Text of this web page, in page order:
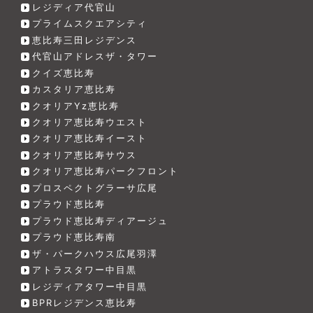
レジディア代官山
プライムスクエアシティ
恵比寿三田レジデンス
代官山アドレスザ・タワー
クイズ恵比寿
カスタリア恵比寿
クオリアYz恵比寿
クオリア恵比寿ウエスト
クオリア恵比寿イースト
クオリア恵比寿サウス
クオリア恵比寿パークフロント
プロスペクトグラーサ広尾
プラウド恵比寿
プラウド恵比寿ディアージュ
プラウド恵比寿南
ザ・パークハウス広尾羽澤
アトラスタワー中目黒
レジディアタワー中目黒
BPRレジデンス恵比寿